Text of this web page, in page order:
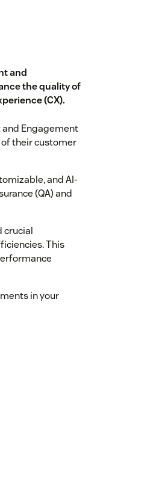
and
the quality of
(CX).
Engagement
their customer
and AI-
(QA) and
crucial
This
in your